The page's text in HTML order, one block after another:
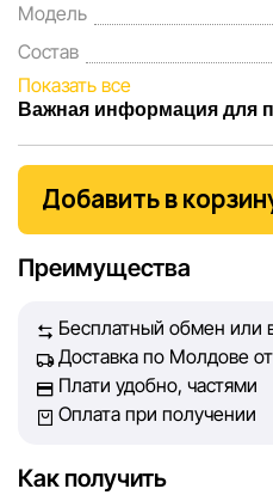
Модель
Состав
Показать все
Важная информация для
Мы, команда сети
покупателей. Каждый день
информация о товарах и
обеспечить вас
Однако, несмотря на
гарантировать
сайте, ввиду возможных
сторонних ресурсах,
Добавить в
Преимущества
Бесплатный обмен или
Доставка по Молдове от
Плати удобно, частями
Оплата при получении
Как получить